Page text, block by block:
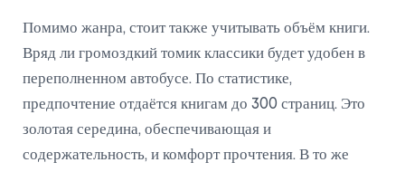
Помимо жанра, стоит также учитывать объём книги.
Вряд ли громоздкий томик классики будет удобен в
переполненном автобусе. По статистике,
предпочтение отдаётся книгам до 300 страниц. Это
золотая середина, обеспечивающая и
содержательность, и комфорт прочтения. В то же